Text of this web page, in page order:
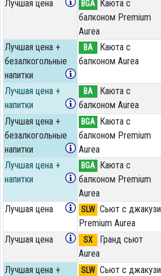
Лучшая цена BGA Каюта с
балконом Premium
Aurea
Лучшая цена +
безалкогольные
напитки
BA
Каюта с
балконом Aurea
Лучшая цена +
напитки
BA
Каюта с
балконом Aurea
Лучшая цена +
безалкогольные
напитки
BGA Каюта с
балконом Premium
Aurea
Лучшая цена +
напитки
BGA Каюта с
балконом Premium
Aurea
Лучшая цена SLW Сьют с джакузи
Premium Aurea
Лучшая цена SX
Гранд сьют
Aurea
Лучшая цена +
SLW Сьют с джакузи